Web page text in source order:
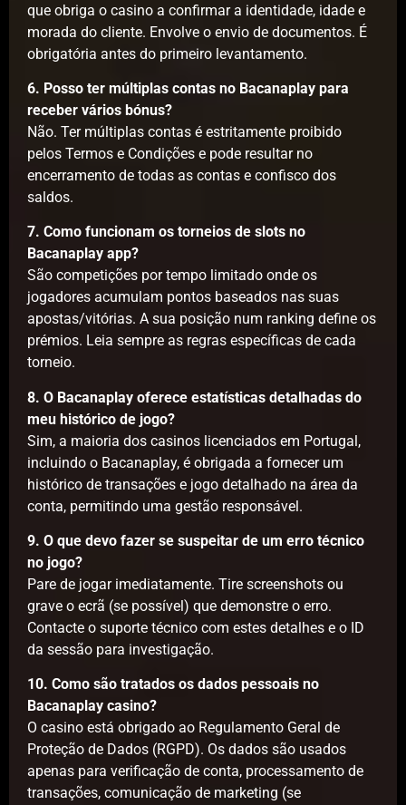
que obriga o casino a confirmar a identidade, idade e
morada do cliente. Envolve o envio de documentos. É
obrigatória antes do primeiro levantamento.
6. Posso ter múltiplas contas no Bacanaplay para
receber vários bónus?
Não. Ter múltiplas contas é estritamente proibido
pelos Termos e Condições e pode resultar no
encerramento de todas as contas e confisco dos
saldos.
7. Como funcionam os torneios de slots no
Bacanaplay app?
São competições por tempo limitado onde os
jogadores acumulam pontos baseados nas suas
apostas/vitórias. A sua posição num ranking define os
prémios. Leia sempre as regras específicas de cada
torneio.
8. O Bacanaplay oferece estatísticas detalhadas do
meu histórico de jogo?
Sim, a maioria dos casinos licenciados em Portugal,
incluindo o Bacanaplay, é obrigada a fornecer um
histórico de transações e jogo detalhado na área da
conta, permitindo uma gestão responsável.
9. O que devo fazer se suspeitar de um erro técnico
no jogo?
Pare de jogar imediatamente. Tire screenshots ou
grave o ecrã (se possível) que demonstre o erro.
Contacte o suporte técnico com estes detalhes e o ID
da sessão para investigação.
10. Como são tratados os dados pessoais no
Bacanaplay casino?
O casino está obrigado ao Regulamento Geral de
Proteção de Dados (RGPD). Os dados são usados
apenas para verificação de conta, processamento de
transações, comunicação de marketing (se